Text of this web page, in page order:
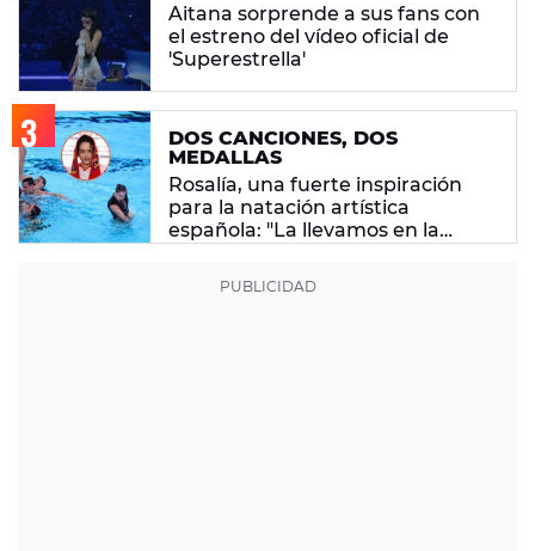
Aitana sorprende a sus fans con
el estreno del vídeo oficial de
'Superestrella'
DOS CANCIONES, DOS
MEDALLAS
Rosalía, una fuerte inspiración
para la natación artística
española: "La llevamos en la